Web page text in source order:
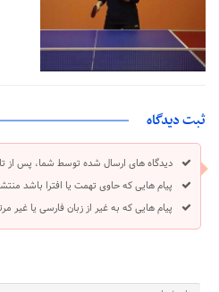
ثبت دیدگاه
دیدگاه های ارسال شده توسط شما، پس از
پیام هایی که حاوی تهمت یا افترا باشد
پیام هایی که به غیر از زبان فارسی یا غیر